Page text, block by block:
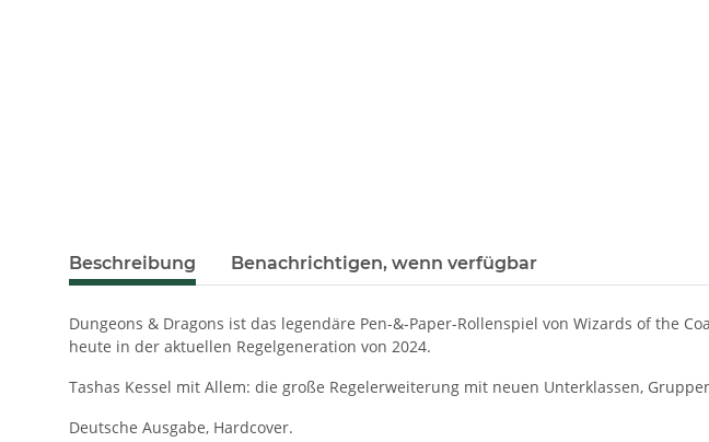
weitere Registerkarten anzeigen
Beschreibung Benachrichtigen, wenn verfügbar
Dungeons & Dragons ist das legendäre Pen-&-Paper-Rollenspiel von Wizards of the
heute in der aktuellen Regelgeneration von 2024.
Tashas Kessel mit Allem: die große Regelerweiterung mit neuen Unterklassen,
Deutsche Ausgabe, Hardcover.